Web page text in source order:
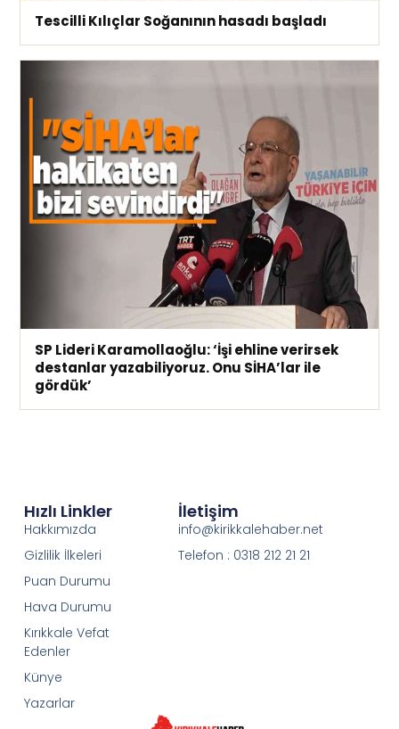
Tescilli Kılıçlar Soğanının hasadı başladı
SP Lideri Karamollaoğlu: ‘İşi ehline verirsek
destanlar yazabiliyoruz. Onu SİHA’lar ile
gördük’
Hızlı Linkler
Hakkımızda
Gizlilik İlkeleri
Puan Durumu
Hava Durumu
Kırıkkale Vefat
Edenler
Künye
Yazarlar
İletişim
info@kirikkalehaber.net
Telefon : 0318 212 21 21